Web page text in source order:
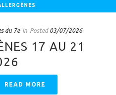
du 7e In Posted 03/07/2026
17 AU 21
READ MORE